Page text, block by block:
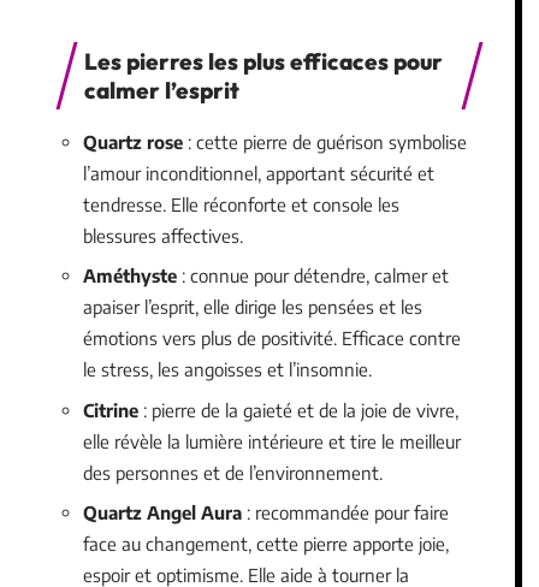
Les pierres les plus efficaces pour
calmer l’esprit
Quartz rose : cette pierre de guérison symbolise
l’amour inconditionnel, apportant sécurité et
tendresse. Elle réconforte et console les
blessures affectives.
Améthyste : connue pour détendre, calmer et
apaiser l’esprit, elle dirige les pensées et les
émotions vers plus de positivité. Efficace contre
le stress, les angoisses et l’insomnie.
Citrine : pierre de la gaieté et de la joie de vivre,
elle révèle la lumière intérieure et tire le meilleur
des personnes et de l’environnement.
Quartz Angel Aura : recommandée pour faire
face au changement, cette pierre apporte joie,
espoir et optimisme. Elle aide à tourner la